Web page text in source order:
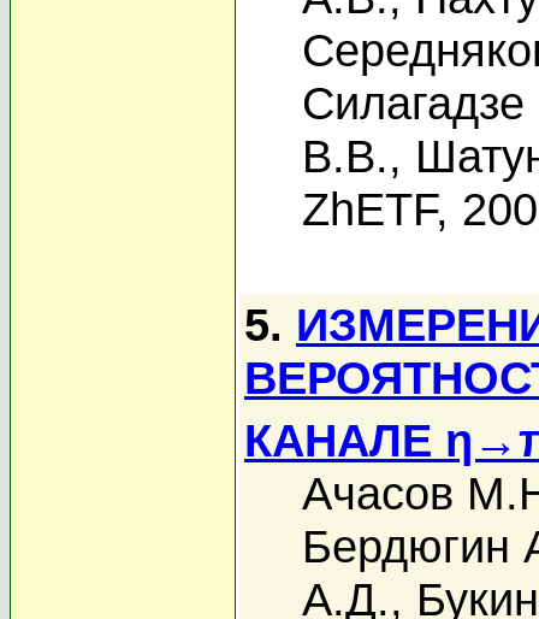
В.В.,
ZhETF,
5.
КАНАЛЕ
Ачасов
Бердюгин
А.Д.,